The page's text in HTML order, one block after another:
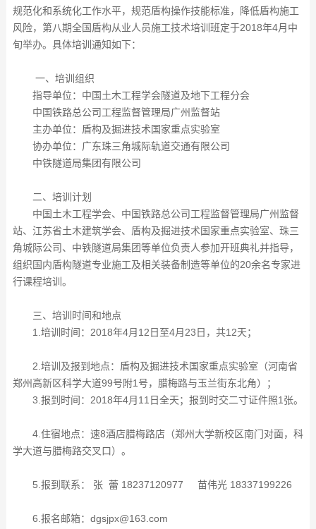
规范化和系统化工作水平，规范盾构操作技能标准，降低盾构施工
风险，第八期全国盾构从业人员施工技术培训班定于2018年4月中
旬举办。具体培训通知如下：
一、培训组织
指导单位：中国土木工程学会隧道及地下工程分会
中国铁路总公司工程监督管理局广州监督站
主办单位：盾构及掘进技术国家重点实验室
协办单位：广东珠三角城际轨道交通有限公司
中铁隧道局集团有限公司
二、培训计划
中国土木工程学会、中国铁路总公司工程监督管理局广州监督
站、江苏省土木建筑学会、盾构及掘进技术国家重点实验室、珠三
角城际公司、中铁隧道局集团等单位负责人参加开班典礼并指导，
组织国内盾构隧道专业施工及相关装备制造等单位的20余名专家进
行课程培训。
三、培训时间和地点
1.培训时间：2018年4月12日至4月23日，共12天；
2.培训及报到地点：盾构及掘进技术国家重点实验室（河南省
郑州高新区科学大道99号附1号，腊梅路与玉兰街东北角）；
3.报到时间：2018年4月11日全天；报到时交二寸证件照1张。
4.住宿地点：速8酒店腊梅路店（郑州大学新校区南门对面，科
学大道与腊梅路交叉口）。
5.报到联系： 张 蕾 18237120977 苗伟光 18337199226
6.报名邮箱：dgsjpx@163.com